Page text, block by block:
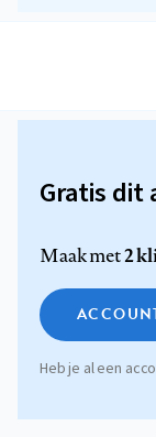
Gratis dit
Maak met2
Heb je al een